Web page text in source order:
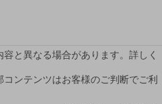
と異なる場合があります。詳しく
ンテンツはお客様のご判断でご利